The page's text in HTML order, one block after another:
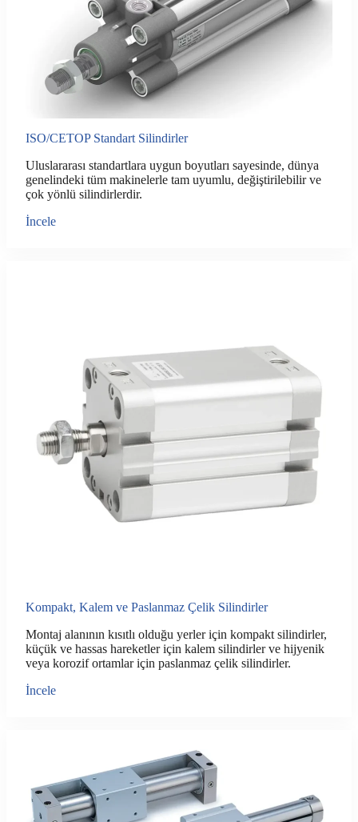
ISO/CETOP Standart Silindirler
Uluslararası standartlara uygun boyutları sayesinde, dünya
genelindeki tüm makinelerle tam uyumlu, değiştirilebilir ve
çok yönlü silindirlerdir.
İncele
Kompakt, Kalem ve Paslanmaz Çelik Silindirler
Montaj alanının kısıtlı olduğu yerler için kompakt silindirler,
küçük ve hassas hareketler için kalem silindirler ve hijyenik
veya korozif ortamlar için paslanmaz çelik silindirler.
İncele